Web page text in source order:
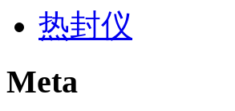
热封仪
Meta